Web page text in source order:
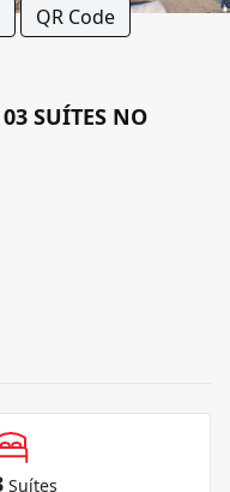
QR Code
SUÍTES NO
Suítes